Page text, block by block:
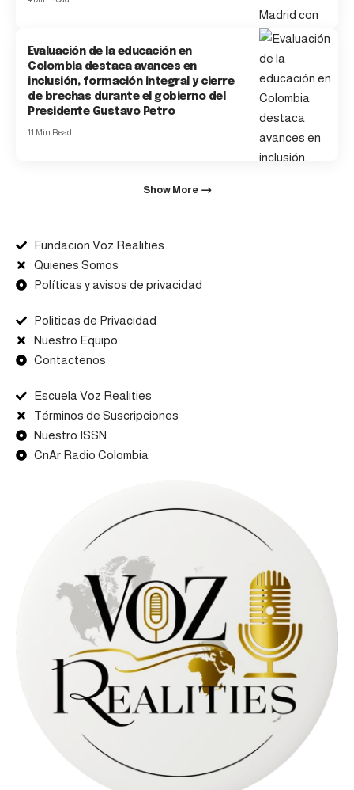
Evaluación de la educación en
Colombia destaca avances en
inclusión, formación integral y cierre
de brechas durante el gobierno del
Presidente Gustavo Petro
11 Min Read
Show More
Fundacion Voz Realities
Quienes Somos
Políticas y avisos de privacidad
Politicas de Privacidad
Nuestro Equipo
Contactenos
Escuela Voz Realities
Términos de Suscripciones
Nuestro ISSN
CnAr Radio Colombia